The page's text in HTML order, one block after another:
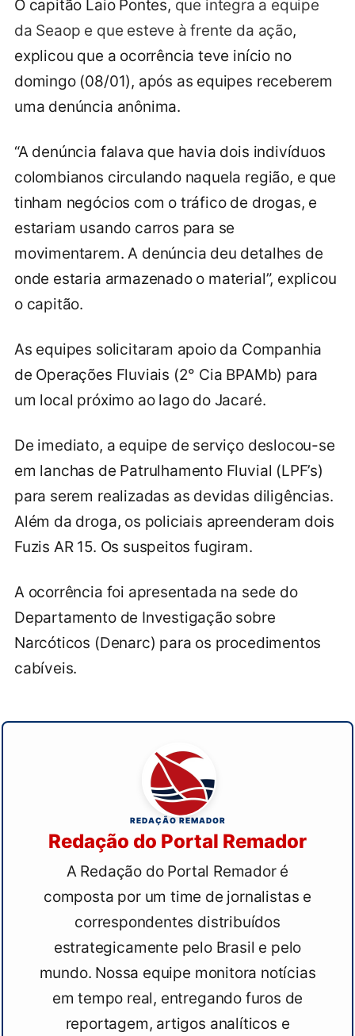
O capitão Laio Pontes, que integra a equipe
da Seaop e que esteve à frente da ação,
explicou que a ocorrência teve início no
domingo (08/01), após as equipes receberem
uma denúncia anônima.
“A denúncia falava que havia dois indivíduos
colombianos circulando naquela região, e que
tinham negócios com o tráfico de drogas, e
estariam usando carros para se
movimentarem. A denúncia deu detalhes de
onde estaria armazenado o material”, explicou
o capitão.
As equipes solicitaram apoio da Companhia
de Operações Fluviais (2° Cia BPAMb) para
um local próximo ao lago do Jacaré.
De imediato, a equipe de serviço deslocou-se
em lanchas de Patrulhamento Fluvial (LPF’s)
para serem realizadas as devidas diligências.
Além da droga, os policiais apreenderam dois
Fuzis AR 15. Os suspeitos fugiram.
A ocorrência foi apresentada na sede do
Departamento de Investigação sobre
Narcóticos (Denarc) para os procedimentos
cabíveis.
REDAÇÃO REMADOR
Redação do Portal Remador
A Redação do Portal Remador é
composta por um time de jornalistas e
correspondentes distribuídos
estrategicamente pelo Brasil e pelo
mundo. Nossa equipe monitora notícias
em tempo real, entregando furos de
reportagem, artigos analíticos e